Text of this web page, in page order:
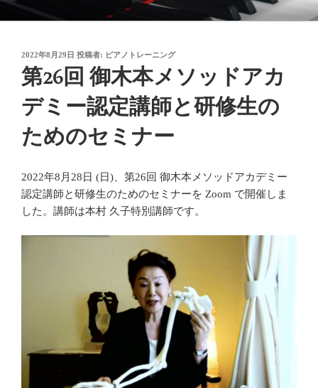
ン
御木本メソッド
脳や筋肉をトレーニングしながら奏法を学び、美しい音と自然で優れた
投
稿
日:
2022年8月29日 投稿者: ピアノトレーニング
第26回 御木本メソッドアカ
デミー認定講師と研修生の
ためのセミナー
2022年8月28日 (日)、第26回 御木本メソッドアカデミー
認定講師と研修生のためのセミナーを Zoom で開催しま
した。講師は本村 久子特別講師です。